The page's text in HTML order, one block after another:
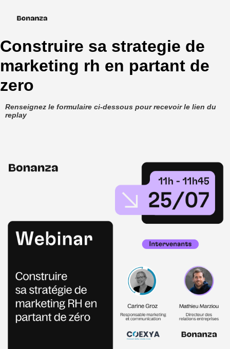
Construire sa strategie de
marketing rh en partant de
zero
Renseignez le formulaire ci-dessous pour recevoir le lien du
replay